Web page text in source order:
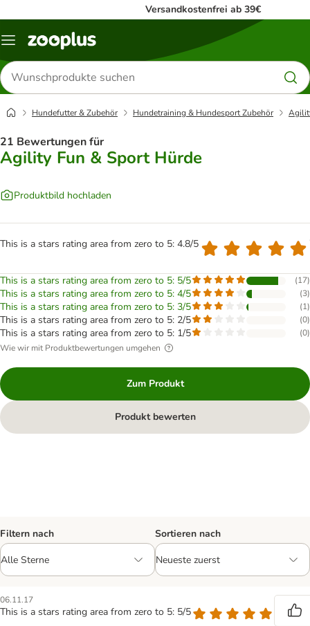
Versandkostenfrei ab 39€
Menü
Produkte
suchen
Hundefutter & Zubehör Hundetraining & Hundesport Zubehör
21 Bewertungen für
Agility Fun & Sport Hürde
Produktbild hochladen
This is a stars rating area from zero to 5: 4.8/5
This is a stars rating area from zero to 5: 5/5 (17)
This is a stars rating area from zero to 5: 4/5 (3)
This is a stars rating area from zero to 5: 3/5 (1)
This is a stars rating area from zero to 5: 2/5 (0)
This is a stars rating area from zero to 5: 1/5 (0)
Wie wir mit Produktbewertungen umgehen
Zum Produkt
Produkt bewerten
Filtern nach Sortieren nach
06.11.17
This is a stars rating area from zero to 5: 5/5